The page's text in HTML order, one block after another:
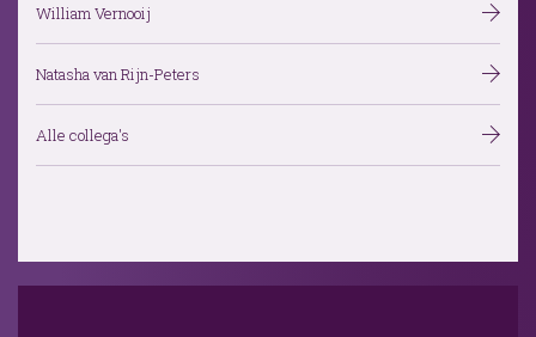
William Vernooij
Natasha van Rijn-Peters
Alle collega's